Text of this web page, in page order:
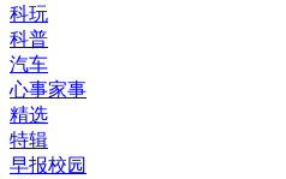
科玩
科普
汽车
心事家事
精选
特辑
早报校园